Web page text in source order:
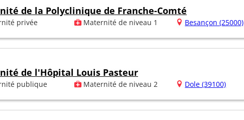
de la Polyclinique de Franche-Comté
privée Maternité de niveau 1 Besançon (25000)
de l'Hôpital Louis Pasteur
publique Maternité de niveau 2 Dole (39100)